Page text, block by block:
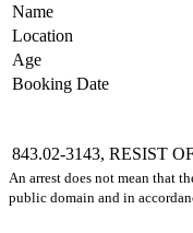
Name
Location
Age
Booking Date
843.02-3143, RESIST
An arrest does not mean that
public domain and in